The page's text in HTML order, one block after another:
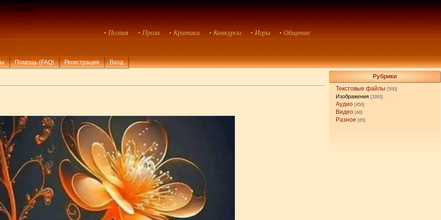
• Поэзия • Проза • Критика • Конкурсы • Игры • Общение
Помощь (FAQ) Регистрация Вход
Рубрики
Текстовые файлы [500]
Изображения [3393]
Аудио [450]
Видео [48]
Разное [65]